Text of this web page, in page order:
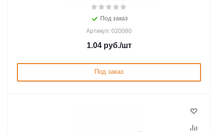
Под заказ
Артикул: 020080
1.04руб./шт
Под заказ